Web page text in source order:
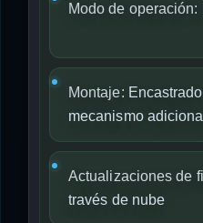
Modo de operación:
Montaje:
mecanismo adicional
Actualizaciones de
través de nube